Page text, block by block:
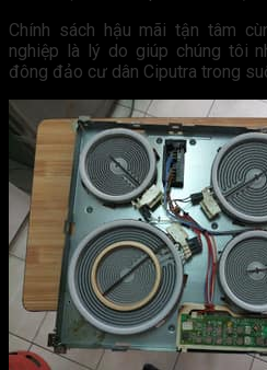
Chính sách hậu mãi tận tâm
nghiệp là lý do giúp chúng tôi
đông đảo cư dân Ciputra trong